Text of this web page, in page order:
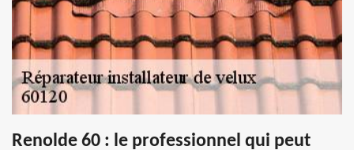
Renolde 60 : le professionnel qui peut